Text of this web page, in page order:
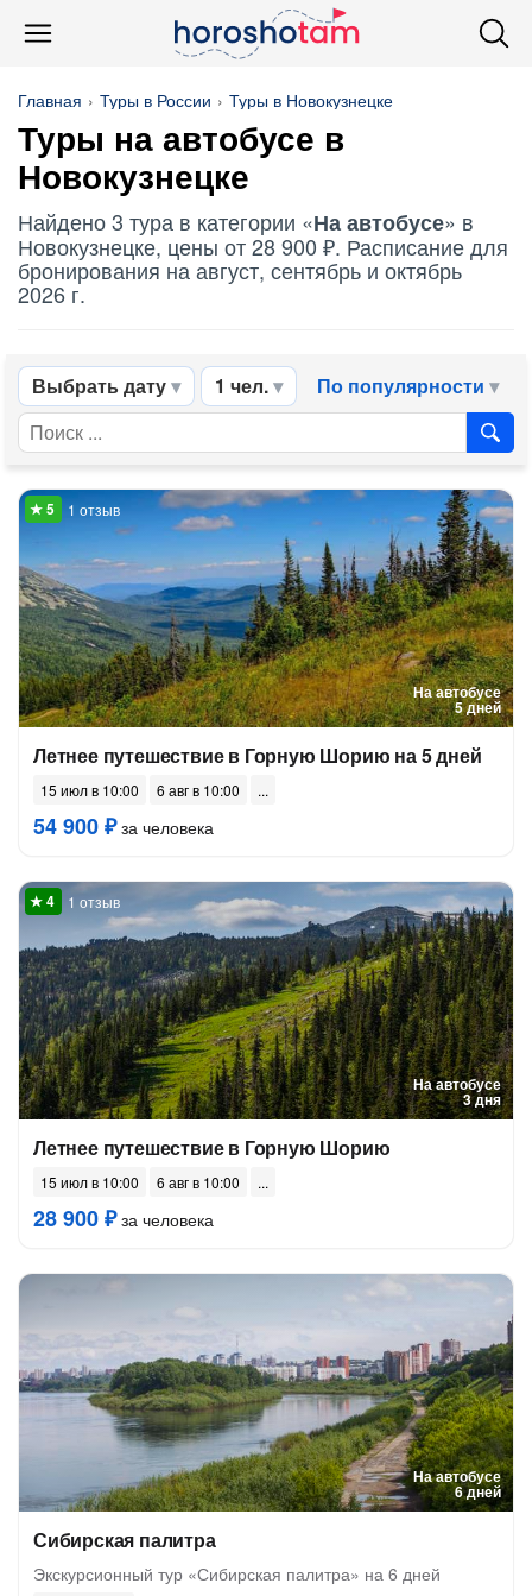
Главная Туры в России Туры в Новокузнецке
Туры на автобусе в
Новокузнецке
Найдено 3 тура в категории «На автобусе» в
Новокузнецке, цены от 28 900 ₽. Расписание для
бронирования на август, сентябрь и октябрь
2026 г.
Выбрать дату 1 чел. По популярности
На автобусе
5 дней
1 отзыв
Летнее путешествие в Горную Шорию на 5 дней
15 июл в 10:00 6 авг в 10:00
54 900 ₽за человека
На автобусе
3 дня
1 отзыв
Летнее путешествие в Горную Шорию
15 июл в 10:00 6 авг в 10:00
28 900 ₽за человека
На автобусе
6 дней
Сибирская палитра
Экскурсионный тур «Сибирская палитра» на 6 дней